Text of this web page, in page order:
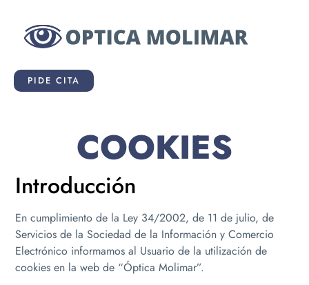
PIDE CITA
COOKIES
Introducción
En cumplimiento de la Ley 34/2002, de 11 de julio, de
Servicios de la Sociedad de la Información y Comercio
Electrónico informamos al Usuario de la utilización de
cookies en la web de “Óptica Molimar”.